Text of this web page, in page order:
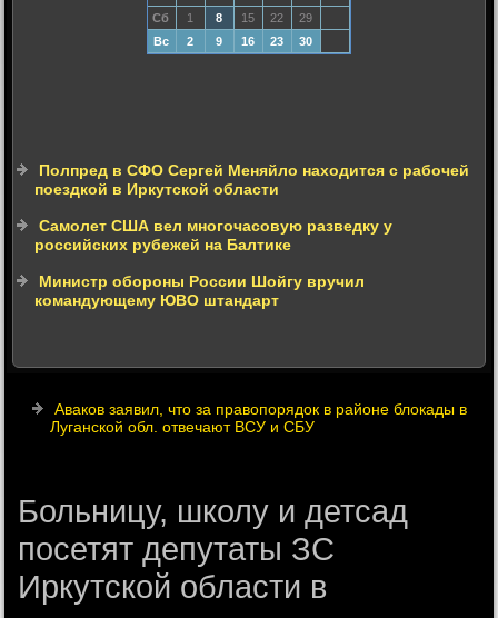
Сб
1 8 15 22
29
Вс
2 9 16 23 30
Полпред в СФО Сергей Меняйло находится с рабочей
поездкой в Иркутской области
Самолет США вел многочасовую разведку у
российских рубежей на Балтике
Министр обороны России Шойгу вручил
командующему ЮВО штандарт
Аваков заявил, что за правопорядок в районе блокады в
Луганской обл. отвечают ВСУ и СБУ
Больницу, школу и детсад
посетят депутаты ЗС
Иркутской области в